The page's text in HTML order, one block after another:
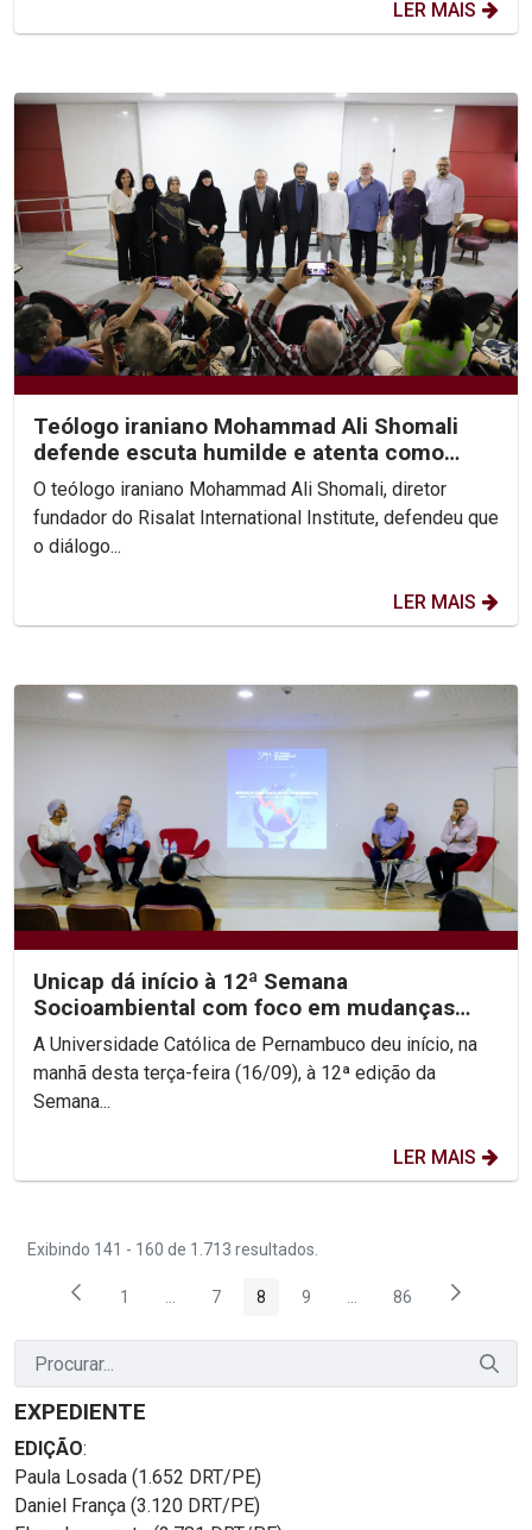
LER MAIS
Teólogo iraniano Mohammad Ali Shomali
defende escuta humilde e atenta como
base de diálogo...
O teólogo iraniano Mohammad Ali Shomali, diretor
fundador do Risalat International Institute, defendeu que
o diálogo...
LER MAIS
Unicap dá início à 12ª Semana
Socioambiental com foco em mudanças
climáticas e justiça...
A Universidade Católica de Pernambuco deu início, na
manhã desta terça-feira (16/09), à 12ª edição da
Semana...
LER MAIS
Exibindo 141 - 160 de 1.713 resultados.
Página
1 ...Páginas intermediárias Usar ABA para navegar.
Página
7 Página
8 Página
9 ...Páginas intermediárias
Página
86
EXPEDIENTE
EDIÇÃO:
Paula Losada (1.652 DRT/PE)
Daniel França (3.120 DRT/PE)